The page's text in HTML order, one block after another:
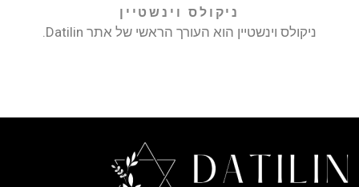
ניקולס וינשטיין
ניקולס וינשטיין הוא העורך הראשי של אתר Datilin.